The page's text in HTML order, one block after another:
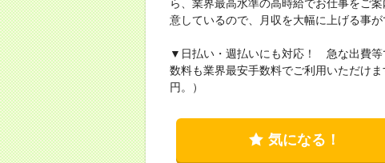
ら、業界最高水準の高時給でお仕事をご
意しているので、月収を大幅に上げる事が
▼日払い・週払いにも対応！ 急な出費等
数料も業界最安手数料でご利用いただけ
円。）
気になる！